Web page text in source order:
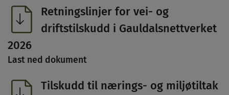
Retningslinjer for vei- og
driftstilskudd i Gauldalsnettverket
2026
Last ned dokument
Tilskudd til nærings- og miljøtiltak